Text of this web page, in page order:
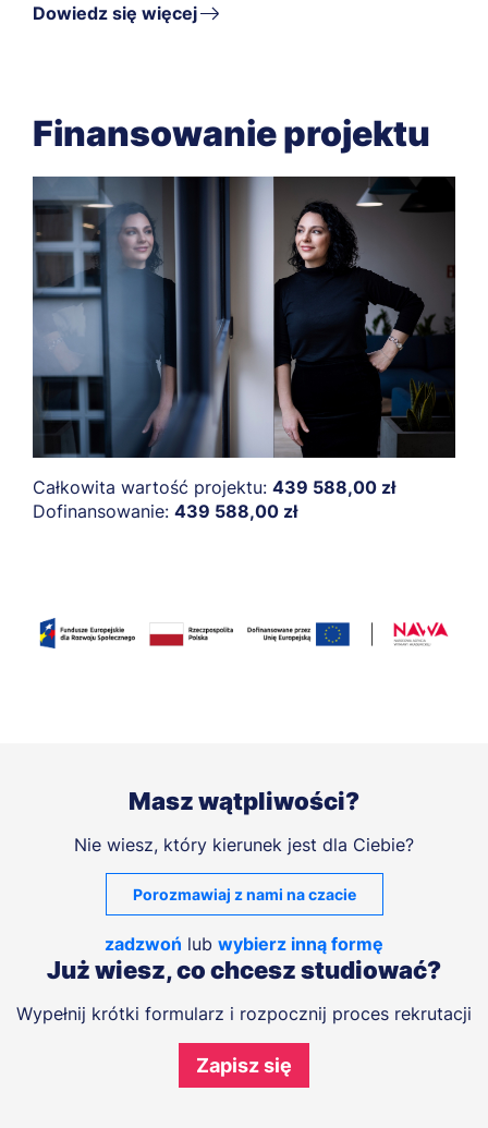
Dowiedz się więcej
Finansowanie projektu
Całkowita wartość projektu: 439 588,00 zł
Dofinansowanie: 439 588,00 zł
Masz wątpliwości?
Nie wiesz, który kierunek jest dla Ciebie?
Porozmawiaj z nami na czacie
zadzwoń lub wybierz inną formę
Już wiesz, co chcesz studiować?
Wypełnij krótki formularz i rozpocznij proces rekrutacji
Zapisz się